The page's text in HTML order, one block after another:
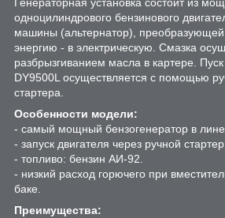
Генераторная установка состоит из
одноцилиндрового бензинового
машины (альтернатор),
энергию - в электрическую. Смазка
разбрызгиванием масла в картере.
DY9500L осуществляется с помощью
стартера.
Особенности модели:
- самый мощный бензогенератор в
- запуск двигателя через ручной
- топливо: бензин АИ-92.
- низкий расход горючего при
баке.
Преимущества: